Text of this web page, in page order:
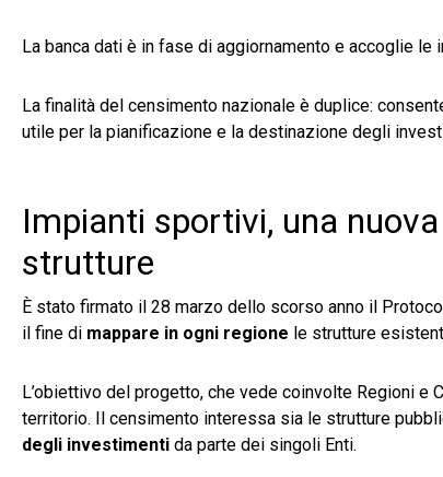
La banca dati è in fase di aggiornamento e accoglie
La finalità del censimento nazionale è duplice:
utile per la pianificazione e la destinazione degli
Impianti sportivi, una
strutture
È stato firmato il 28 marzo dello scorso anno il
il fine di mappare in ogni regione le strutture
L’obiettivo del progetto, che vede coinvolte Regioni e
territorio. Il censimento interessa sia le strutture
degli investimenti da parte dei singoli Enti.